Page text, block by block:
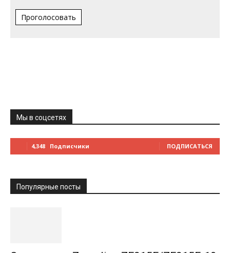
Проголосовать
Мы в соцсетях
4,348 Подписчики ПОДПИСАТЬСЯ
Популярные посты